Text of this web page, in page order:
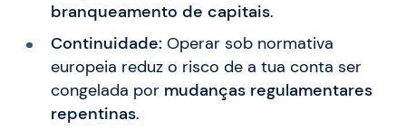
branqueamento de capitais.
Continuidade: Operar sob normativa
europeia reduz o risco de a tua conta ser
congelada por mudanças regulamentares
repentinas.